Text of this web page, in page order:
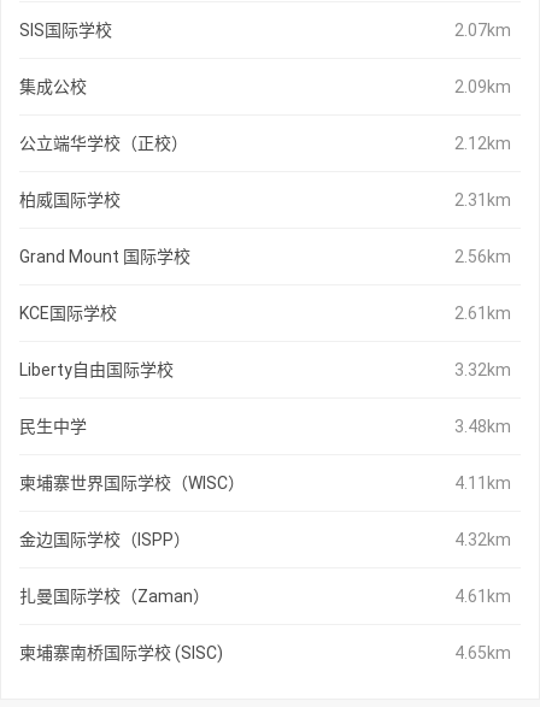
SIS国际学校 2.07km
集成公校 2.09km
公立端华学校（正校） 2.12km
柏威国际学校 2.31km
Grand Mount 国际学校 2.56km
KCE国际学校 2.61km
Liberty自由国际学校 3.32km
民生中学 3.48km
柬埔寨世界国际学校（WISC） 4.11km
金边国际学校（ISPP） 4.32km
扎曼国际学校（Zaman） 4.61km
柬埔寨南桥国际学校 (SISC) 4.65km